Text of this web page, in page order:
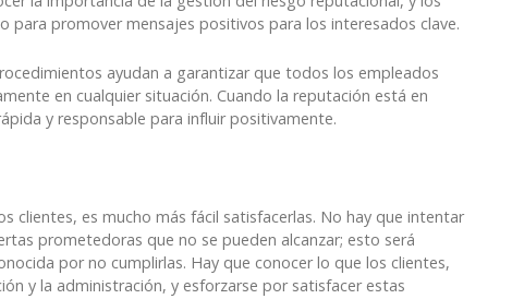
para promover mensajes positivos para los interesados ​​clave.
ayudan a garantizar que todos los empleados
en cualquier situación. Cuando la reputación está en
y responsable para influir positivamente.
clientes, es mucho más fácil satisfacerlas. No hay que intentar
prometedoras que no se pueden alcanzar; esto será
por no cumplirlas. Hay que conocer lo que los clientes,
y la administración, y esforzarse por satisfacer estas